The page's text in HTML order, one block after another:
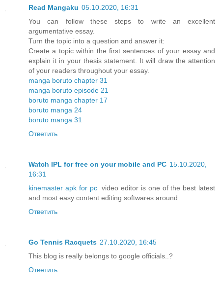
Read Mangaku 05.10.2020, 16:31
You can follow these steps to write an excellent
argumentative essay.
Turn the topic into a question and answer it:
Create a topic within the first sentences of your essay and
explain it in your thesis statement. It will draw the attention
of your readers throughout your essay.
manga boruto chapter 31
manga boruto episode 21
boruto manga chapter 17
boruto manga 24
boruto manga 31
Ответить
Watch IPL for free on your mobile and PC 15.10.2020,
16:31
kinemaster apk for pcvideo editor is one of the best latest
and most easy content editing softwares around
Ответить
Go Tennis Racquets 27.10.2020, 16:45
This blog is really belongs to google officials..?
Ответить